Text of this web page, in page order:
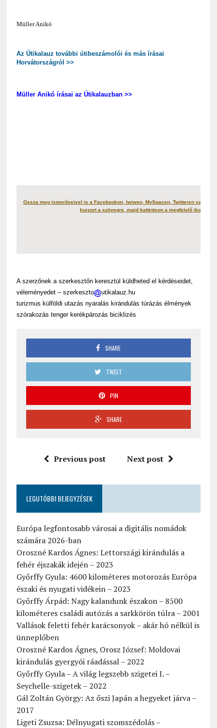
Müller Anikó
Az Útikalauz további útibeszámolói és más írásai
Horvátországról >>
Müller Anikó írásai az Útikalauzban >>
Ossza meg ismerőseivel is a Facebookon, Iwiwen, MySpacen, Twitteren vagy
kurzort a szövegre, majd kattintson a megfelelő ikonra!
A szerzőnek a szerkesztőn keresztül küldheted el kérdéseidet,
véleményedet – szerkeszto
utikalauz.hu
turizmus külföldi utazás nyaralás kirándulás túrázás élmények
szórakozás tenger kerékpározás biciklizés
SHARE
TWEET
PIN
SHARE
Previous post Next post
LEGUTÓBBI BEJEGYZÉSEK
Európa legfontosabb városai a digitális nomádok
számára 2026-ban
Oroszné Kardos Ágnes: Lettországi kirándulás a
fehér éjszakák idején – 2023
Győrffy Gyula: 4600 kilométeres motorozás Európa
északi és nyugati vidékein – 2023
Győrffy Árpád: Nagy kalandunk északon – 8500
kilométeres családi autózás a sarkkörön túlra – 2001
Vallások feletti fehér karácsonyok – akár hó nélkül is
ünneplőben
Oroszné Kardos Ágnes, Orosz József: Moldovai
kirándulás gyergyói ráadással – 2022
Győrffy Gyula – A világ legszebb szigetei I. –
Seychelle-szigetek – 2022
Gál Zoltán György: Az őszi Japán a hegyeket járva –
2017
Ligeti Zsuzsa: Délnyugati szomszédolás –